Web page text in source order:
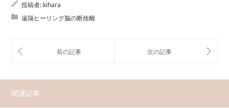
投稿者: kihara
遠隔ヒーリング脳の断捨離
関連記事